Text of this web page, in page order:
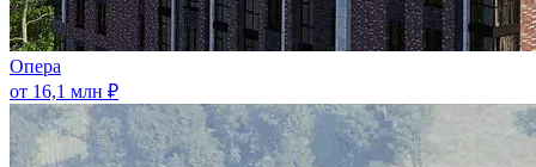
Опера
от 16,1 млн ₽